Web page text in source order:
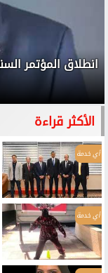
الأكثر قراءة
أي خدمة
أي خدمة